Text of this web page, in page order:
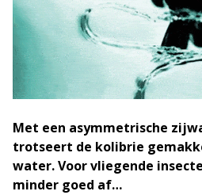
Met een asymmetrische
trotseert de kolibrie
water. Voor vliegende
minder goed af…